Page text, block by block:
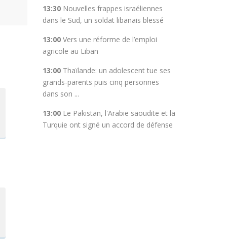
13:30Nouvelles frappes israéliennes
dans le Sud, un soldat libanais blessé
13:00Vers une réforme de l’emploi
agricole au Liban
13:00Thaïlande: un adolescent tue ses
grands-parents puis cinq personnes
dans son ...
13:00Le Pakistan, l'Arabie saoudite et la
Turquie ont signé un accord de défense